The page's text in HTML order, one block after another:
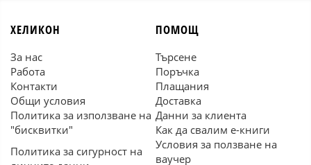
ХЕЛИКОН
За нас
Работа
Контакти
Общи условия
Политика за използване на
"бисквитки"
Политика за сигурност на
ПОМОЩ
Търсене
Поръчка
Плащания
Доставка
Данни за клиента
Как да свалим е-книги
Условия за ползване на
ваучер